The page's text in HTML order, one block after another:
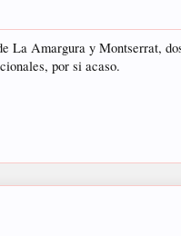
La Amargura y Montserrat,
por si acaso.